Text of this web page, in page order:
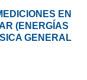
EN
(ENERGÍAS
GENERAL